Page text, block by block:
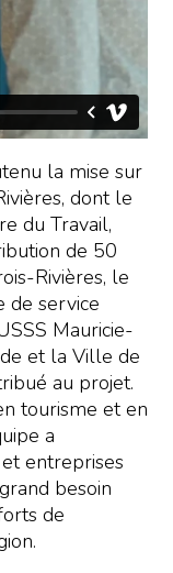
la mise sur
dont le
du Travail,
de 50
Rivières, le
de service
Mauricie-
et la Ville de
au projet.
tourisme et en
a
entreprises
besoin
de